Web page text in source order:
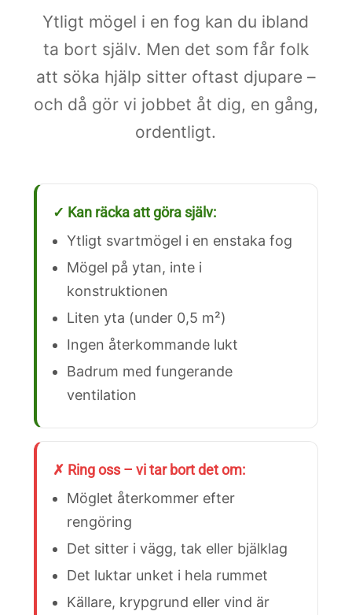
Ytligt mögel i en fog kan du ibland
ta bort själv. Men det som får folk
att söka hjälp sitter oftast djupare –
och då gör vi jobbet åt dig, en gång,
ordentligt.
✓ Kan räcka att göra själv:
Ytligt svartmögel i en enstaka fog
Mögel på ytan, inte i
konstruktionen
Liten yta (under 0,5 m²)
Ingen återkommande lukt
Badrum med fungerande
ventilation
✗ Ring oss – vi tar bort det om:
Möglet återkommer efter
rengöring
Det sitter i vägg, tak eller bjälklag
Det luktar unket i hela rummet
Källare, krypgrund eller vind är